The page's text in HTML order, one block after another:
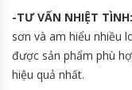
-TƯ VẤN NHIỆT TÌNH:
sơn và am hiểu nhiều
được sản phẩm phù
hiệu quả nhất.